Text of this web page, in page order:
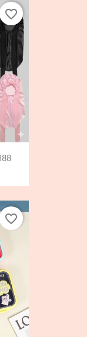
favorite_border
favorite_border